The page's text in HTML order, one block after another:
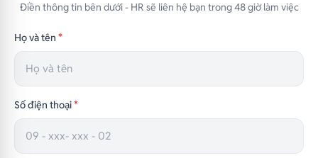
Điền thông tin bên dưới - HR sẽ liên hệ bạn trong 48 giờ làm việc
Họ và tên *
Số điện thoại*